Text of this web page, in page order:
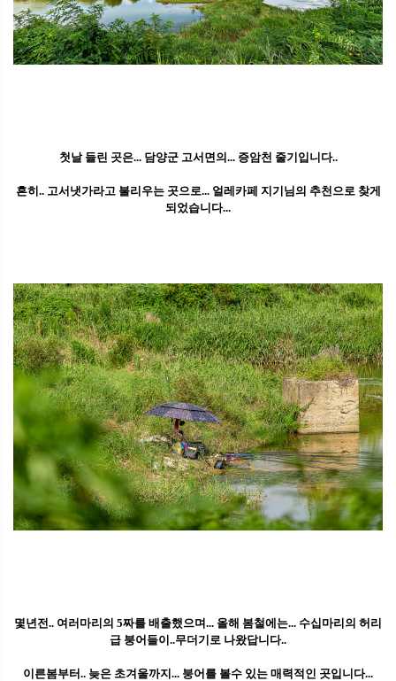
첫날 들린 곳은... 담양군 고서면의... 증암천 줄기입니다..
흔히.. 고서냇가라고 불리우는 곳으로... 얼레카페 지기님의 추천으로 찾게
되었습니다...
몇년전.. 여러마리의 5짜를 배출했으며... 올해 봄철에는... 수십마리의 허리
급 붕어들이..무더기로 나왔답니다..
이른봄부터.. 늦은 초겨울까지... 붕어를 볼수 있는 매력적인 곳입니다...